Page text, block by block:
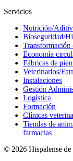
Servicios
Nutrición/
Bioseguridad/
Economía
Fábricas de
Veterinarios/
Instalaciones
Gestión
Logística
Formación
Clínicas
Tiendas de
farmacias
© 2026 Hispalense de